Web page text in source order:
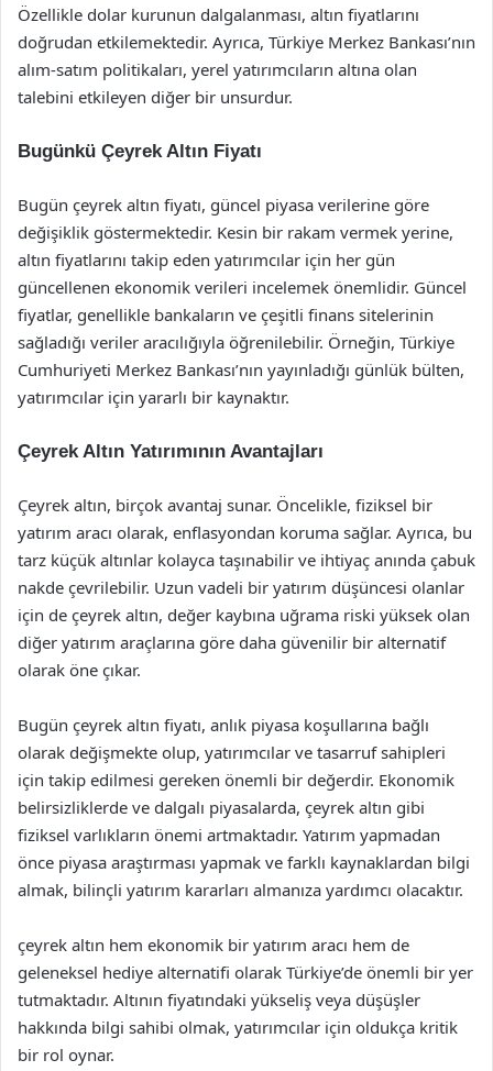
Özellikle dolar kurunun dalgalanması, altın fiyatlarını
doğrudan etkilemektedir. Ayrıca, Türkiye Merkez Bankası’nın
alım-satım politikaları, yerel yatırımcıların altına olan
talebini etkileyen diğer bir unsurdur.
Bugünkü Çeyrek Altın Fiyatı
Bugün çeyrek altın fiyatı, güncel piyasa verilerine göre
değişiklik göstermektedir. Kesin bir rakam vermek yerine,
altın fiyatlarını takip eden yatırımcılar için her gün
güncellenen ekonomik verileri incelemek önemlidir. Güncel
fiyatlar, genellikle bankaların ve çeşitli finans sitelerinin
sağladığı veriler aracılığıyla öğrenilebilir. Örneğin, Türkiye
Cumhuriyeti Merkez Bankası’nın yayınladığı günlük bülten,
yatırımcılar için yararlı bir kaynaktır.
Çeyrek Altın Yatırımının Avantajları
Çeyrek altın, birçok avantaj sunar. Öncelikle, fiziksel bir
yatırım aracı olarak, enflasyondan koruma sağlar. Ayrıca, bu
tarz küçük altınlar kolayca taşınabilir ve ihtiyaç anında çabuk
nakde çevrilebilir. Uzun vadeli bir yatırım düşüncesi olanlar
için de çeyrek altın, değer kaybına uğrama riski yüksek olan
diğer yatırım araçlarına göre daha güvenilir bir alternatif
olarak öne çıkar.
Bugün çeyrek altın fiyatı, anlık piyasa koşullarına bağlı
olarak değişmekte olup, yatırımcılar ve tasarruf sahipleri
için takip edilmesi gereken önemli bir değerdir. Ekonomik
belirsizliklerde ve dalgalı piyasalarda, çeyrek altın gibi
fiziksel varlıkların önemi artmaktadır. Yatırım yapmadan
önce piyasa araştırması yapmak ve farklı kaynaklardan bilgi
almak, bilinçli yatırım kararları almanıza yardımcı olacaktır.
çeyrek altın hem ekonomik bir yatırım aracı hem de
geleneksel hediye alternatifi olarak Türkiye’de önemli bir yer
tutmaktadır. Altının fiyatındaki yükseliş veya düşüşler
hakkında bilgi sahibi olmak, yatırımcılar için oldukça kritik
bir rol oynar.